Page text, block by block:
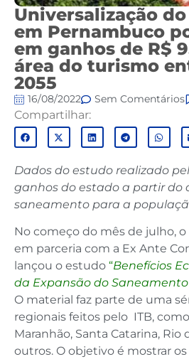
Universalização
em Pernambuco
em ganhos de R$
área do turismo
2055
16/08/2022 Sem Comentários
Compartilhar:
Dados do estudo realizado
ganhos do estado a partir do
saneamento para a
No começo do mês de julho,
em parceria com a Ex Ante
lançou o estudo “Benefícios
da Expansão do
O material faz parte de uma
regionais feitos pelo ITB,
Maranhão, Santa Catarina, Rio
outros. O objetivo é mostrar